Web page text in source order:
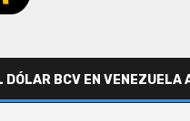
DÓLAR BCV EN